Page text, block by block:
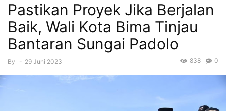
Pastikan Proyek Jika Berjalan
Baik, Wali Kota Bima Tinjau
Bantaran Sungai Padolo
By - 29 Juni 2023 0
838